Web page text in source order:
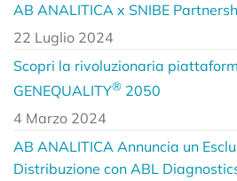
AB ANALITICA x SNIBE
22 Luglio 2024
Scopri la rivoluzionaria
GENEQUALITY® 2050
4 Marzo 2024
AB ANALITICA Annuncia un
Distribuzione con ABL